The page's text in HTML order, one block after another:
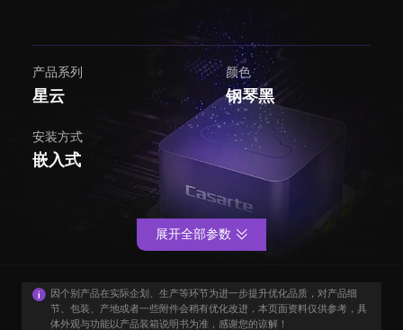
产品系列
星云
颜色
钢琴黑
安装方式
嵌入式
因个别产品在实际企划、生产等环节为进一步提升优化品质，对产品细
节、包装、产地或者一些附件会稍有优化改进，本页面资料仅供参考，具
体外观与功能以产品装箱说明书为准，感谢您的谅解！
展开全部参数